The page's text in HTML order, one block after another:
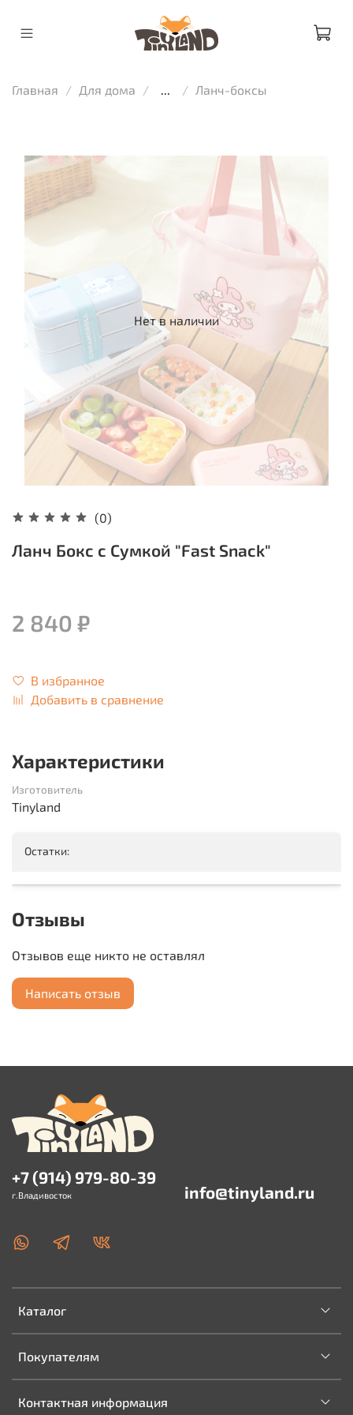
Главная Для дома Ланч-боксы
Нет в наличии
(0)
Ланч Бокс с Сумкой "Fast Snack"
2 840 ₽
В избранное
Добавить в сравнение
Характеристики
Изготовитель
Tinyland
Остатки:
Отзывы
Отзывов еще никто не оставлял
Написать отзыв
Каталог
Покупателям
Контактная информация
+7 (914) 979-80-39
г.Владивосток info@tinyland.ru